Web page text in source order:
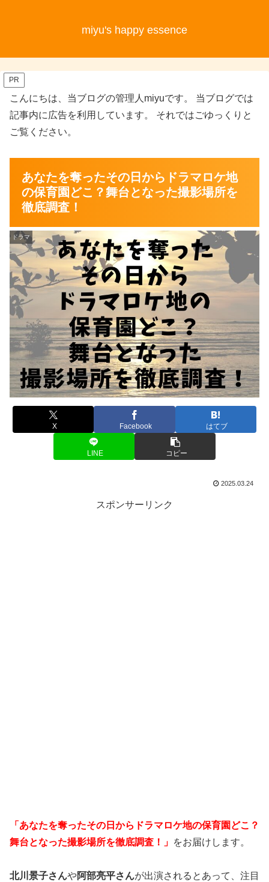
miyu's happy essence
PR
こんにちは、当ブログの管理人miyuです。 当ブログでは
記事内に広告を利用しています。 それではごゆっくりと
ご覧ください。
あなたを奪ったその日からドラマロケ地
の保育園どこ？舞台となった撮影場所を
徹底調査！
ドラマ
X Facebook はてブ
LINE コピー
2025.03.24
スポンサーリンク
「あなたを奪ったその日からドラマロケ地の保育園どこ？
舞台となった撮影場所を徹底調査！」 をお届けします。
北川景子さんや阿部亮平さんが出演されるとあって、注目